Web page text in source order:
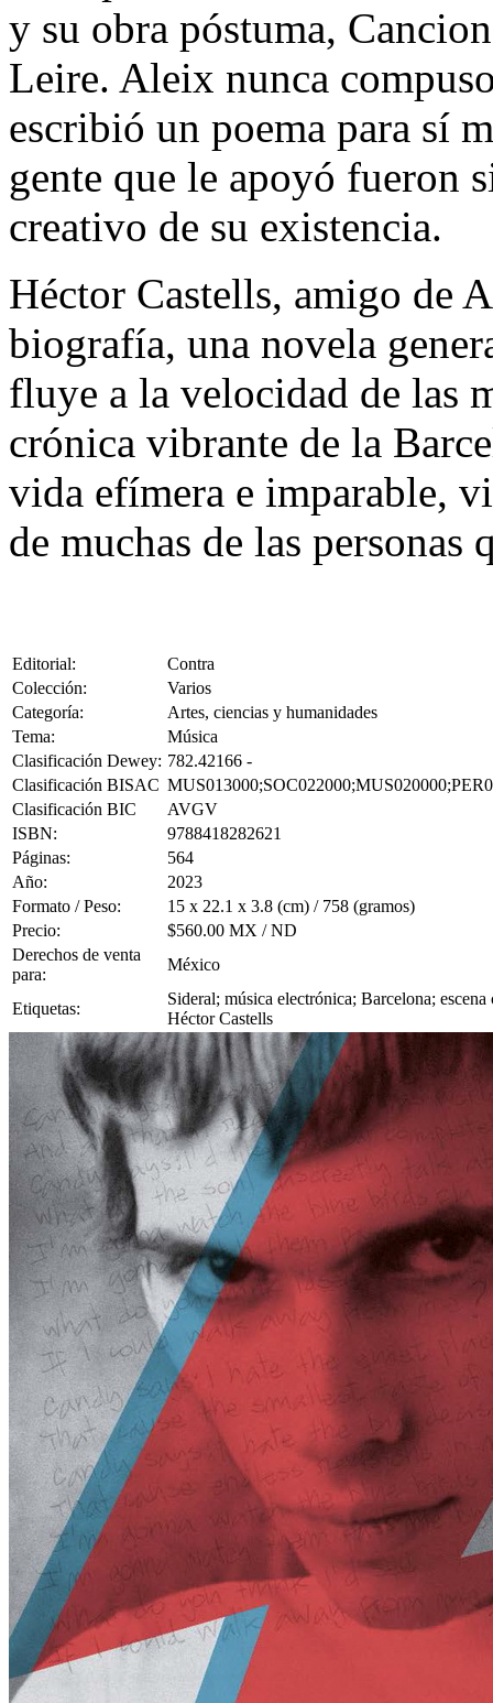
y su obra póstuma,
Leire. Aleix nunca
escribió un poema para sí
gente que le apoyó fueron
creativo de su existencia.
Héctor Castells, amigo de
biografía, una novela
fluye a la velocidad de las
crónica vibrante de la
vida efímera e imparable,
de muchas de las
Editorial:
Contra
Colección:
Varios
Categoría:
Artes, ciencias y humanidades
Tema:
Música
Clasificación Dewey: 782.42166 -
Clasificación BISAC
Clasificación BIC
AVGV
ISBN:
9788418282621
Páginas:
564
Año:
2023
Formato / Peso:
15 x 22.1 x 3.8 (cm) / 758 (gramos)
Precio:
$560.00 MX / ND
Derechos de venta
para:
México
Etiquetas:
Sideral; música electrónica; Barcelona;
Héctor Castells